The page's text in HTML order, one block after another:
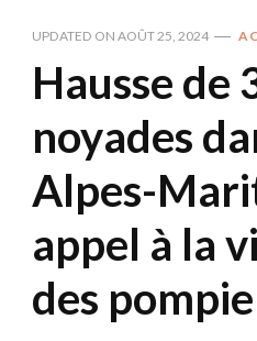
UPDATED ON AOÛT 25, 2024
Hausse de
noyades
Alpes-
appel à la
des